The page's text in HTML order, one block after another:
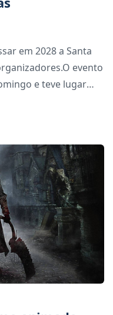
em 2028 a Santa
evento
e teve lugar
do